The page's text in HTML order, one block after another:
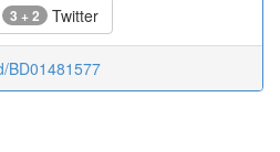
3 + 2 Twitter
BD01481577